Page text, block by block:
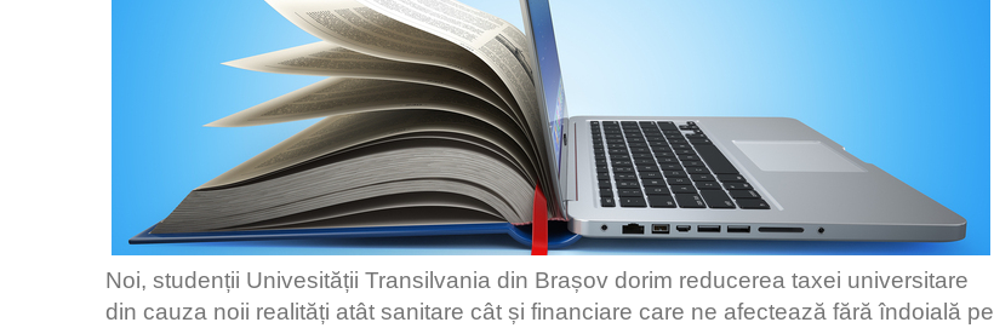
Noi, studenții Univesității Transilvania din Brașov dorim reducerea taxei universitare
din cauza noii realități atât sanitare cât și financiare care ne afectează fără îndoială pe